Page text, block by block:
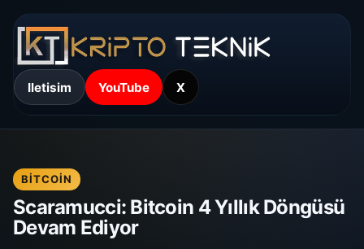
Iletisim YouTube X
BITCOIN
Scaramucci: Bitcoin 4 Yıllık Döngüsü
Devam Ediyor